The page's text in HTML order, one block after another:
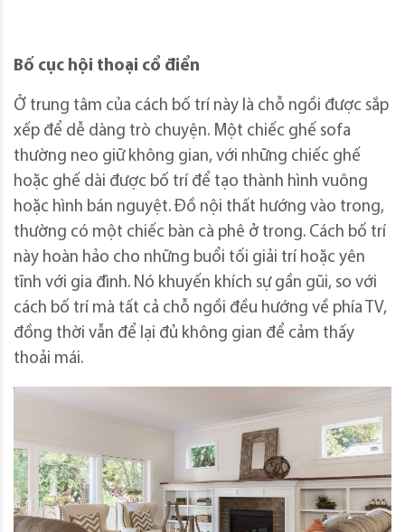
Bố cục hội thoại cổ điển
Ở trung tâm của cách bố trí này là chỗ ngồi được sắp
xếp để dễ dàng trò chuyện. Một chiếc ghế sofa
thường neo giữ không gian, với những chiếc ghế
hoặc ghế dài được bố trí để tạo thành hình vuông
hoặc hình bán nguyệt. Đồ nội thất hướng vào trong,
thường có một chiếc bàn cà phê ở trong. Cách bố trí
này hoàn hảo cho những buổi tối giải trí hoặc yên
tĩnh với gia đình. Nó khuyến khích sự gần gũi, so với
cách bố trí mà tất cả chỗ ngồi đều hướng về phía TV,
đồng thời vẫn để lại đủ không gian để cảm thấy
thoải mái.